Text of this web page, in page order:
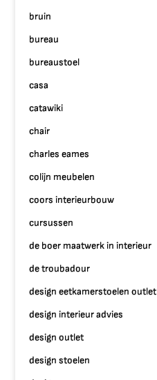
bruin
bureau
bureaustoel
casa
catawiki
chair
charles eames
colijn meubelen
coors interieurbouw
cursussen
de boer maatwerk in interieur
de troubadour
design eetkamerstoelen outlet
design interieur advies
design outlet
design stoelen